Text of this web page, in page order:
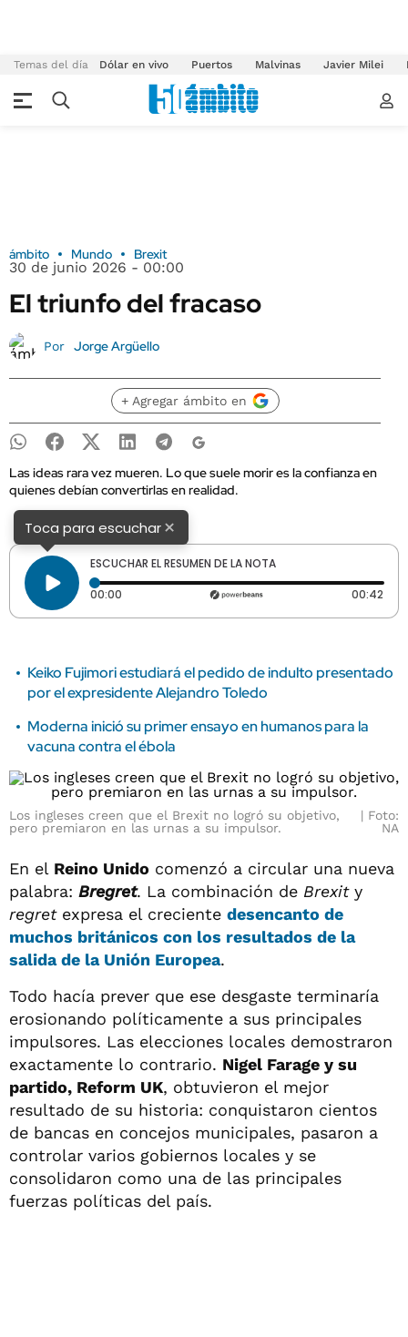
Temas del día Dólar en vivo Puertos Malvinas Javier Milei
ámbito Mundo Brexit
30 de junio 2026 - 00:00
El triunfo del fracaso
Por Jorge Argüello
+ Agregar ámbito en
Las ideas rara vez mueren. Lo que suele morir es la confianza en
quienes debían convertirlas en realidad.
Toca para escuchar×
ESCUCHAR EL RESUMEN DE LA NOTA
00:00 Tiempo transcurrido: 0 segundos 00:42
Keiko Fujimori estudiará el pedido de indulto presentado
por el expresidente Alejandro Toledo
Moderna inició su primer ensayo en humanos para la
vacuna contra el ébola
Los ingleses creen que el Brexit no logró su objetivo,
pero premiaron en las urnas a su impulsor.
Foto:
NA
En el Reino Unido comenzó a circular una nueva
palabra: Bregret. La combinación de Brexity
regretexpresa el creciente desencanto de
muchos británicos con los resultados de la
salida de la Unión Europea.
Todo hacía prever que ese desgaste terminaría
erosionando políticamente a sus principales
impulsores. Las elecciones locales demostraron
exactamente lo contrario. Nigel Farage y su
partido, Reform UK, obtuvieron el mejor
resultado de su historia: conquistaron cientos
de bancas en concejos municipales, pasaron a
controlar varios gobiernos locales y se
consolidaron como una de las principales
fuerzas políticas del país.